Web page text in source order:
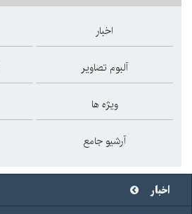
اخبار
آلبوم تصاویر
ویژه ها
آرشیو جامع
اخبار